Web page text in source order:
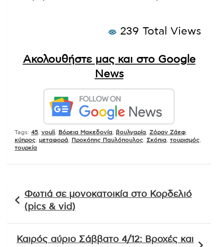
239 Total Views
Ακολουθήστε μας και στο Google
News
Tags: 45 vouli Βόρεια Μακεδονία βουλγαρία Ζόραν Ζάεφ
κύπρος
μεταφορά Προκόπης Παυλόπουλος Σκόπια τουρισμός
τουρκία
άρθρων
Φωτιά σε μονοκατοικία στο Κορδελιό
(pics & vid)
Καιρός αύριο Σάββατο 4/12: Βροχές και